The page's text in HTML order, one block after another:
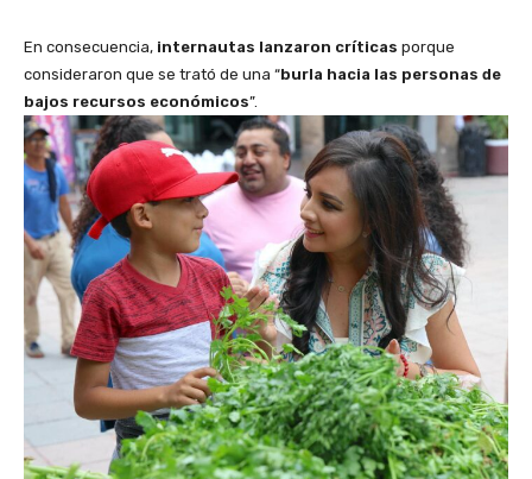
En consecuencia, internautas lanzaron críticas porque
consideraron que se trató de una “burla hacia las personas de
bajos recursos económicos”.